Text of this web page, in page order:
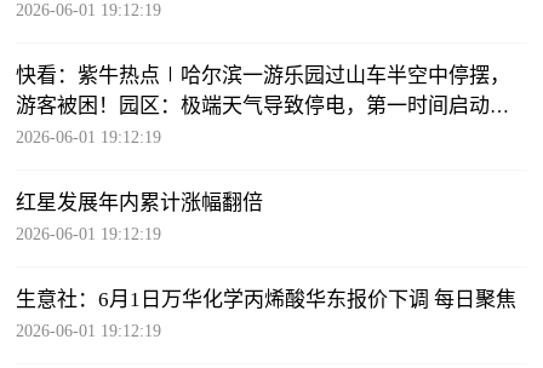
2026-06-01 19:12:19
快看：紫牛热点∣哈尔滨一游乐园过山车半空中停摆，
游客被困！园区：极端天气导致停电，第一时间启动应
急预案
2026-06-01 19:12:19
红星发展年内累计涨幅翻倍
2026-06-01 19:12:19
生意社：6月1日万华化学丙烯酸华东报价下调 每日聚焦
2026-06-01 19:12:19